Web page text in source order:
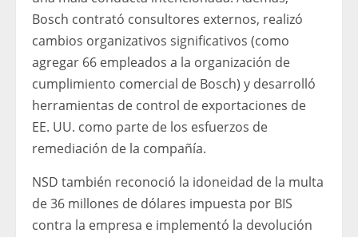
Bosch contrató consultores externos, realizó
cambios organizativos significativos (como
agregar 66 empleados a la organización de
cumplimiento comercial de Bosch) y desarrolló
herramientas de control de exportaciones de
EE. UU. como parte de los esfuerzos de
remediación de la compañía.
NSD también reconoció la idoneidad de la multa
de 36 millones de dólares impuesta por BIS
contra la empresa e implementó la devolución